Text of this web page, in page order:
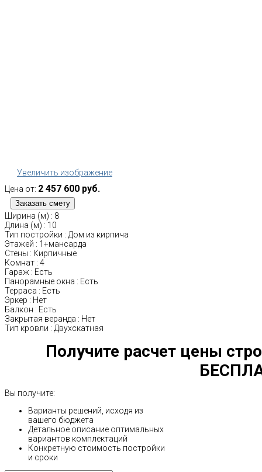
Увеличить изображение
Цена от: 2 457 600 руб.
Ширина (м) : 8
Длина (м) : 10
Тип постройки : Дом из кирпича
Этажей : 1+мансарда
Стены : Кирпичные
Комнат : 4
Гараж : Есть
Панорамные окна : Есть
Терраса : Есть
Эркер : Нет
Балкон : Есть
Закрытая веранда : Нет
Тип кровли : Двухскатная
Получите расчет цены
Вы получите:
Варианты решений, исходя из
вашего бюджета
Детальное описание оптимальных
вариантов комплектаций
Конкретную стоимость постройки
и сроки